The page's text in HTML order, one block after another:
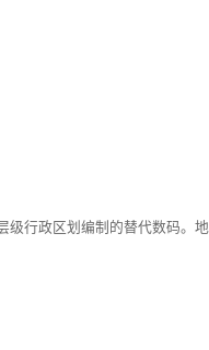
行政区划编制的替代数码。